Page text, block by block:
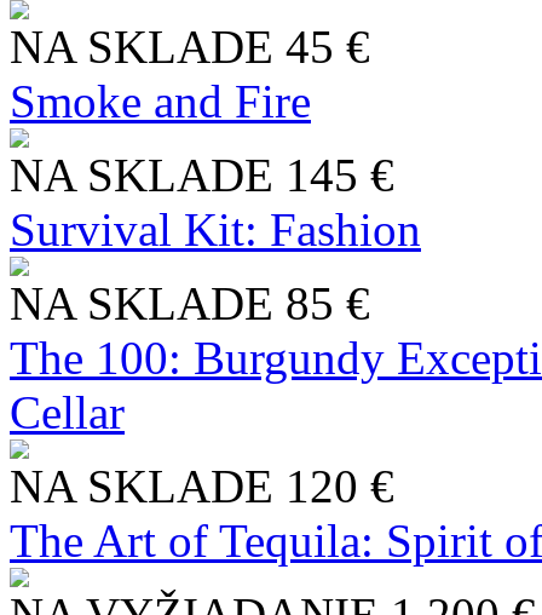
NA SKLADE 45 €
Smoke and Fire
NA SKLADE 145 €
Survival Kit: Fashion
NA SKLADE 85 €
The 100: Burgundy
Cellar
NA SKLADE 120 €
The Art of Tequila: Spirit